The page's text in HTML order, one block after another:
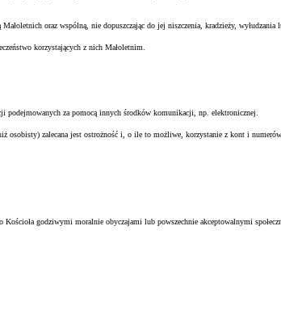
oraz wspólną, nie dopuszczając do jej niszczenia, kradzieży, wyłudzania
korzystających z nich Małoletnim.
za pomocą innych środków komunikacji, np. elektronicznej.
zalecana jest ostrożność i, o ile to możliwe, korzystanie z kont i numerów
godziwymi moralnie obyczajami lub powszechnie akceptowalnymi